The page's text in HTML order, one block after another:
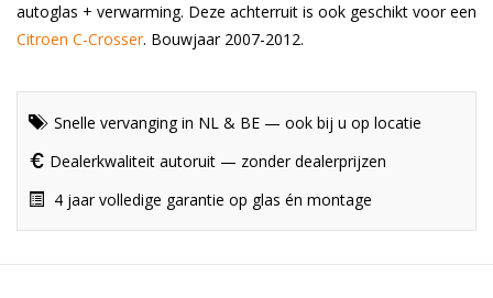
autoglas + verwarming. Deze achterruit is ook geschikt voor een
Citroen C-Crosser. Bouwjaar 2007-2012.
Snelle vervanging in NL & BE — ook bij u op locatie
Dealerkwaliteit autoruit — zonder dealerprijzen
4 jaar volledige garantie op glas én montage